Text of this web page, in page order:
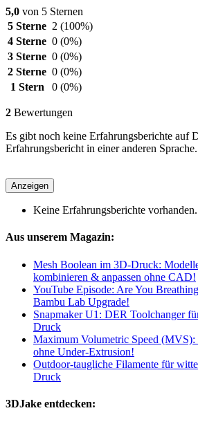
5,0 von 5 Sternen
5 Sterne 2 (100%)
4 Sterne 0 (0%)
3 Sterne 0 (0%)
2 Sterne 0 (0%)
1 Stern
0 (0%)
2 Bewertungen
Es gibt noch keine Erfahrungsberichte auf
Erfahrungsbericht in einer anderen Sprache.
Anzeigen
Keine Erfahrungsberichte vorhanden.
Aus unserem Magazin:
Mesh Boolean im 3D-Druck:
kombinieren & anpassen ohne CAD!
YouTube Episode: Are You
Bambu Lab Upgrade!
Snapmaker U1: DER Toolchanger
Druck
Maximum Volumetric Speed (MVS):
ohne Under-Extrusion!
Outdoor-taugliche Filamente für
Druck
3DJake entdecken: